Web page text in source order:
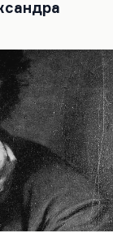
ничего не
Шико (ну,
Да все